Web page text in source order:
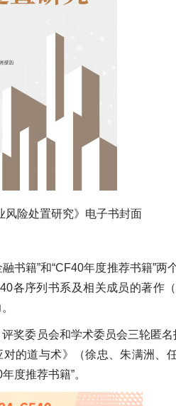
风险处置研究》电子书封面
书籍”和“CF40年度推荐书籍”两
各序列书系及相关成员的著作
奖委员会和学术委员会三轮匿
的道与术》（徐忠、朱满洲、
度推荐书籍”。